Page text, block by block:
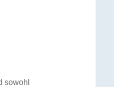
sowohl